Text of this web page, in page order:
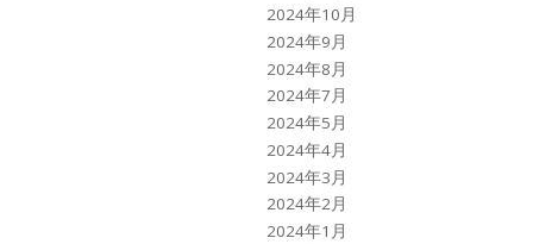
2024年10月
2024年9月
2024年8月
2024年7月
2024年5月
2024年4月
2024年3月
2024年2月
2024年1月